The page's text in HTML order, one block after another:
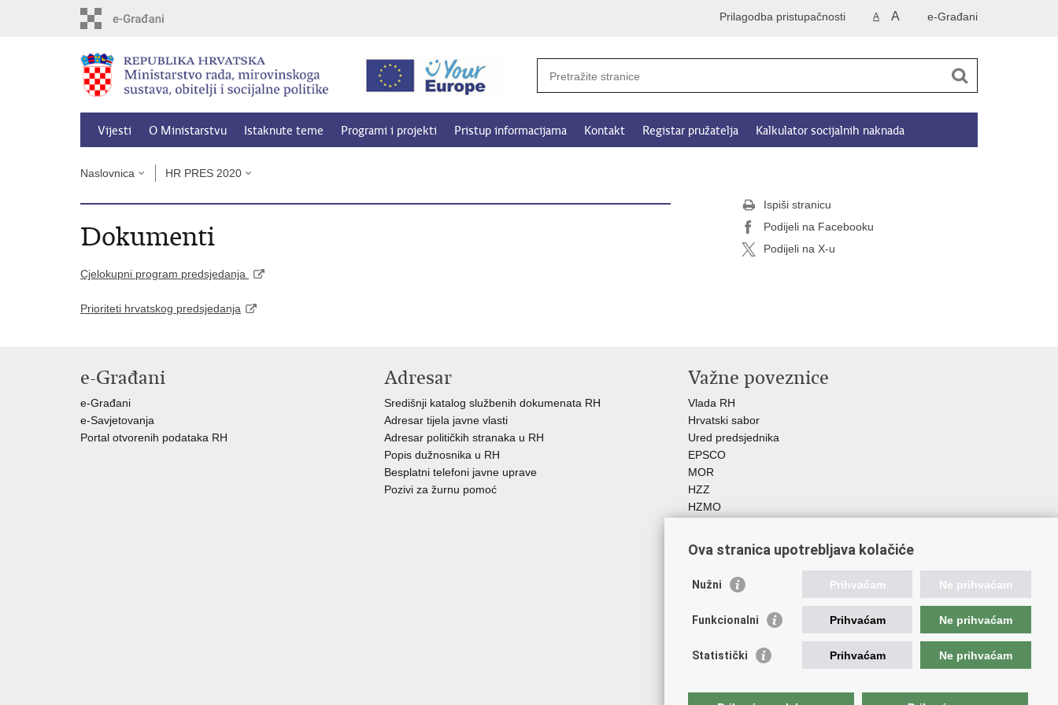
e-Građani
A A
Prilagodba pristupačnosti
Vijesti O Ministarstvu Istaknute teme Programi i projekti Pristup informacijama Kontakt Registar pružatelja Kalkulator socijalnih naknada
Naslovnica HR PRES 2020
Dokumenti
Cjelokupni program predsjedanja
Prioriteti hrvatskog predsjedanja
Ispiši stranicu
Podijeli na Facebooku
Podijeli na X-u
e-Građani
e-Građani
e-Savjetovanja
Portal otvorenih podataka RH
Adresar
Središnji katalog službenih dokumenata RH
Adresar tijela javne vlasti
Adresar političkih stranaka u RH
Popis dužnosnika u RH
Besplatni telefoni javne uprave
Pozivi za žurnu pomoć
Važne poveznice
Vlada RH
Hrvatski sabor
Ured predsjednika
EPSCO
MOR
HZZ
HZMO
Hrvatski zavod za socijalni rad
Akademija socijalne skrbi - ASOSK
Obiteljski centar
ESFplus
Socijalno partnerstvo
Ova stranica upotrebljava kolačiće
Nužni Prihvaćam Ne prihvaćam
Funkcionalni Prihvaćam Ne prihvaćam
Statistički Prihvaćam Ne prihvaćam